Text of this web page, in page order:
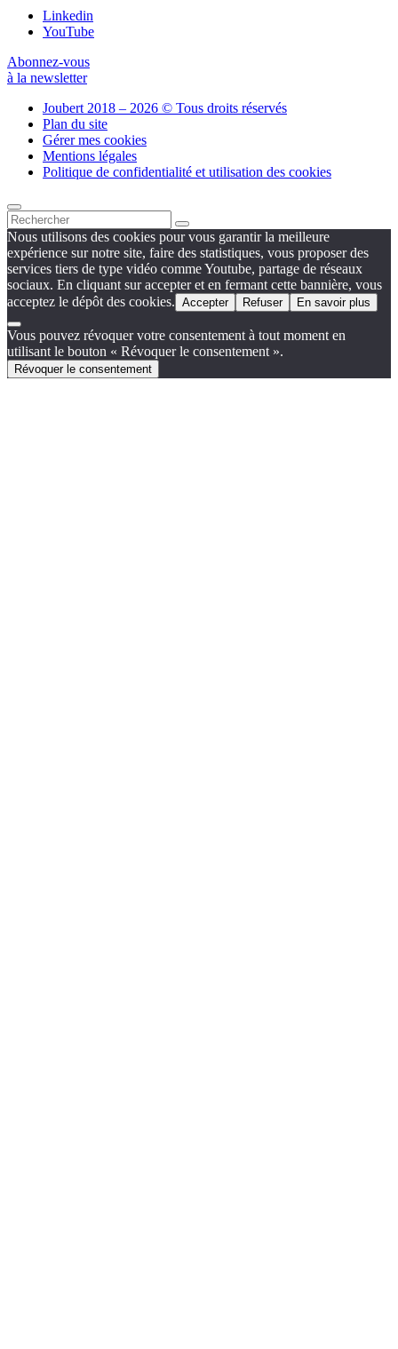
Linkedin
YouTube
Abonnez-vous
à la newsletter
Joubert 2018 – 2026 © Tous droits réservés
Plan du site
Gérer mes cookies
Mentions légales
Politique de confidentialité et utilisation des cookies
Nous utilisons des cookies pour vous garantir la meilleure
expérience sur notre site, faire des statistiques, vous proposer des
services tiers de type vidéo comme Youtube, partage de réseaux
sociaux. En cliquant sur accepter et en fermant cette bannière, vous
acceptez le dépôt des cookies. Accepter Refuser En savoir plus
Vous pouvez révoquer votre consentement à tout moment en
utilisant le bouton « Révoquer le consentement ».
Révoquer le consentement